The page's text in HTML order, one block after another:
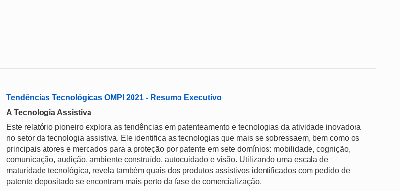
Tendências Tecnológicas OMPI 2021 - Resumo Executivo
A Tecnologia Assistiva
Este relatório pioneiro explora as tendências em patenteamento e tecnologias da atividade inovadora
no setor da tecnologia assistiva. Ele identifica as tecnologias que mais se sobressaem, bem como os
principais atores e mercados para a proteção por patente em sete domínios: mobilidade, cognição,
comunicação, audição, ambiente construído, autocuidado e visão. Utilizando uma escala de
maturidade tecnológica, revela também quais dos produtos assistivos identificados com pedido de
patente depositado se encontram mais perto da fase de comercialização.